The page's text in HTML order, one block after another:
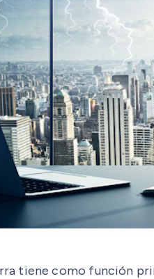
tiene como función